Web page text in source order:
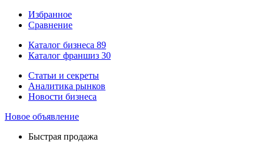
Избранное
Сравнение
Каталог бизнеса 89
Каталог франшиз 30
Статьи и секреты
Аналитика рынков
Новости бизнеса
Новое объявление
Быстрая продажа